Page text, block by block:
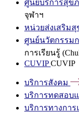
ศูนย์บริการสุข
จุฬาฯ
หน่วยส่งเสริม
ศูนย์นวัตกรรมก
การเรียนรู้
CUVIPCUVIP
บริการสังคม
บริการทดสอบ
บริการทางกา